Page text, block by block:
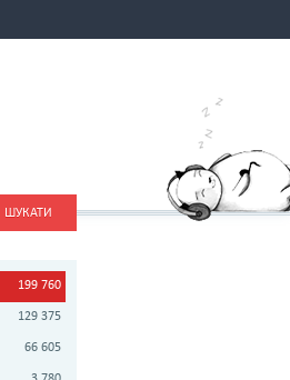
ШУКАТИ
199 760
129 375
66 605